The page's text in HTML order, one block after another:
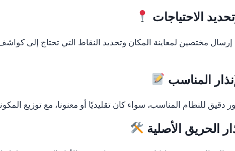
إرسال مختصين لمعاينة المكان وتحديد النقاط التي تحتاج إلى
دقيق للنظام المناسب، سواء كان تقليديًا أو معنونا، مع توزيع